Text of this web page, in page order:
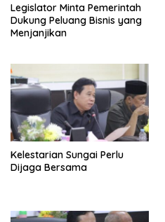
Legislator Minta Pemerintah
Dukung Peluang Bisnis yang
Menjanjikan
Kelestarian Sungai Perlu
Dijaga Bersama